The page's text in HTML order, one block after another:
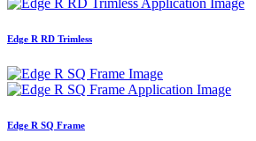
Edge R RD Trimless
Edge R SQ Frame